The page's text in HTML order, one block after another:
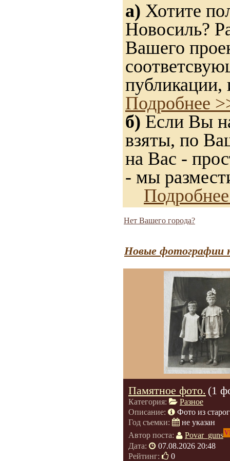
а) Хотите
Новосиль?
Вашего
Подробнее
б) Если Вы
взяты, по
на Вас -
- мы
Нет Вашего города?
Новые фотографии
Памятное фото. (1
Категория:
Разное
Описание:
Фото из
Год съемки:
не указан
Автор поста:
Povar_guns
Дата:
07.08.2026 20:48
Рейтинг:
0